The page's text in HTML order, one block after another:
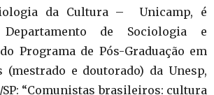
da Cultura – Unicamp, é
de Sociologia e
Programa de Pós-Graduação em
(mestrado e doutorado) da Unesp,
“Comunistas brasileiros: cultura